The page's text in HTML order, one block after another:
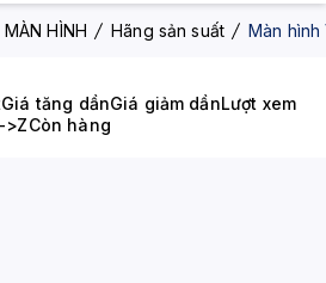
HÌNH Hãng sản suất Màn hình
Giá tăng dầnGiá giảm dầnLượt xem
>ZCòn hàng